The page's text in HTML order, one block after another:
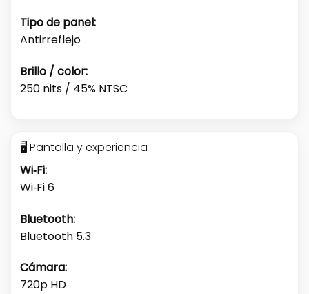
Tipo de panel:
Antirreflejo
Brillo / color:
250 nits / 45% NTSC
🖥️ Pantalla y experiencia
Wi‑Fi:
Wi‑Fi 6
Bluetooth:
Bluetooth 5.3
Cámara:
720p HD